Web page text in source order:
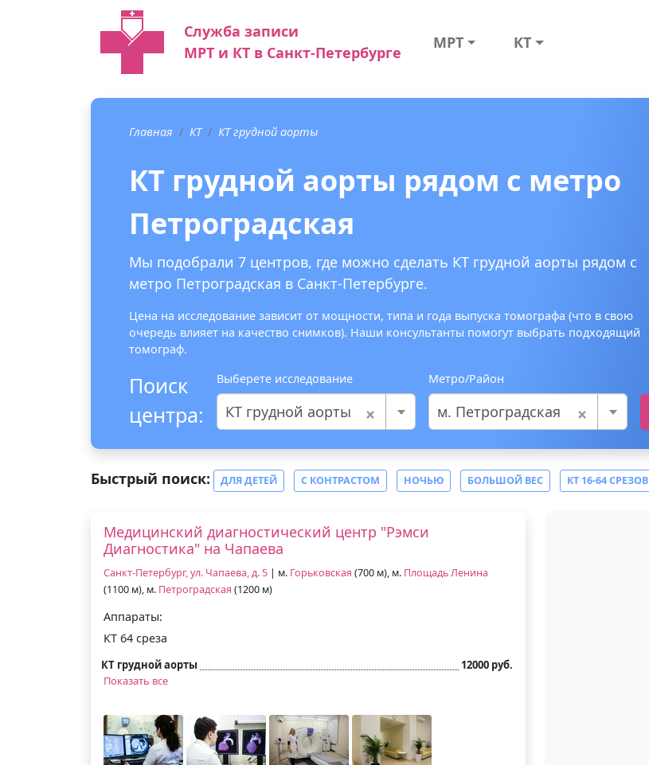
Служба записи
МРТ и КТ в Санкт-Петербурге
МРТ КТ
Главная КТ КТ грудной аорты
КТ грудной аорты рядом с метро
Петроградская
Мы подобрали 7 центров, где можно сделать КТ грудной аорты рядом с
метро Петроградская в Санкт-Петербурге.
Цена на исследование зависит от мощности, типа и года выпуска томографа (что в свою
очередь влияет на качество снимков). Наши консультанты помогут выбрать подходящий
томограф.
Поиск
центра:
Выберете исследование
×
КТ грудной аорты
Метро/Район
×
м. Петроградская
Быстрый поиск: ДЛЯ ДЕТЕЙ С КОНТРАСТОМ НОЧЬЮ БОЛЬШОЙ ВЕС КТ 16-64 СРЕЗОВ
Медицинский диагностический центр "Рэмси
Диагностика" на Чапаева
Санкт-Петербург, ул. Чапаева, д. 5 | м. Горьковская (700 м), м. Площадь Ленина
(1100 м), м. Петроградская (1200 м)
Аппараты:
КТ 64 среза
КТ грудной аорты
12000 руб.
Показать все